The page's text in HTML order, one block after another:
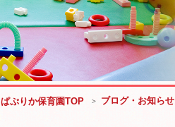
ぱぷりか保育園TOP ブログ・お知らせ